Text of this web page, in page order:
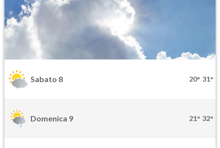
Sabato 8 20° 31°
Domenica 9 21° 32°